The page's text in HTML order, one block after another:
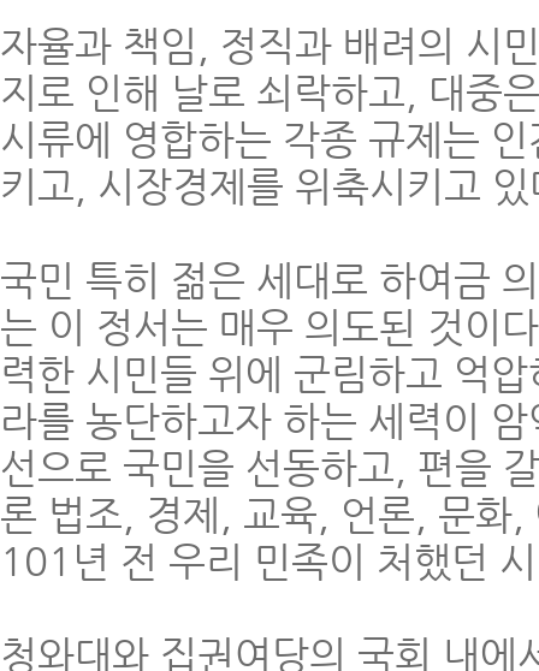
자율과 책임, 정직과 배려의 시
지로 인해 날로 쇠락하고, 대중
시류에 영합하는 각종 규제는
키고, 시장경제를 위축시키고
국민 특히 젊은 세대로 하여금
는 이 정서는 매우 의도된 것이
력한 시민들 위에 군림하고 억
라를 농단하고자 하는 세력이
선으로 국민을 선동하고, 편을
론 법조, 경제, 교육, 언론, 문화
101년 전 우리 민족이 처했던
청와대와 집권여당의 국회 내